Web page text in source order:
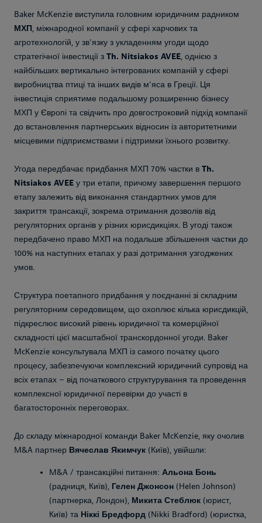
Baker McKenzie виступила головним юридичним радником
МХП, міжнародної компанії у сфері харчових та
агротехнологій, у зв'язку з укладенням угоди щодо
стратегічної інвестиції з Th. Nitsiakos AVEE, однією з
найбільших вертикально інтегрованих компаній у сфері
виробництва птиці та інших видів м'яса в Греції. Ця
інвестиція сприятиме подальшому розширенню бізнесу
МХП у Європі та свідчить про довгостроковий підхід компанії
до встановлення партнерських відносин із авторитетними
місцевими підприємствами і підтримки їхнього розвитку.
Угода передбачає придбання МХП 70% частки в Th.
Nitsiakos AVEE у три етапи, причому завершення першого
етапу залежить від виконання стандартних умов для
закриття трансакції, зокрема отримання дозволів від
регуляторних органів у різних юрисдикціях. В угоді також
передбачено право МХП на подальше збільшення частки до
100% на наступних етапах у разі дотримання узгоджених
умов.
Структура поетапного придбання у поєднанні зі складним
регуляторним середовищем, що охоплює кілька юрисдикцій,
підкреслює високий рівень юридичної та комерційної
складності цієї масштабної транскордонної угоди. Baker
McKenzie консультувала МХП із самого початку цього
процесу, забезпечуючи комплексний юридичний супровід на
всіх етапах – від початкового структурування та проведення
комплексної юридичної перевірки до участі в
багатосторонніх переговорах.
До складу міжнародної команди Baker McKenzie, яку очолив
M&A партнер Вячеслав Якимчук (Київ), увійшли:
M&A / трансакційні питання: Альона Бонь
(радниця, Київ), Гелен Джонсон (Helen Johnson)
(партнерка, Лондон), Микита Стеблюк (юрист,
Київ) та Ніккі Бредфорд (Nikki Bradford) (юристка,